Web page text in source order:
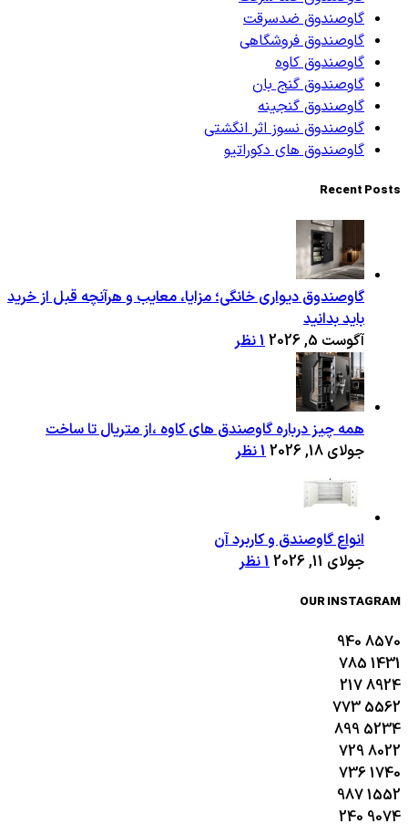
گاوصندوق ضدسرقت
گاوصندوق فروشگاهی
گاوصندوق کاوه
گاوصندوق گنج بان
گاوصندوق گنجینه
گاوصندوق نسوز اثر انگشتی
گاوصندوق های دکوراتیو
Recent Posts
گاوصندوق دیواری خانگی؛ مزایا، معایب و هرآنچه قبل از خرید
باید بدانید
آگوست 5, 2026
1 نظر
همه چیز درباره گاوصندق های کاوه ،از متریال تا ساخت
جولای 18, 2026
1 نظر
انواع گاوصندق و کاربرد آن
جولای 11, 2026
1 نظر
OUR INSTAGRAM
8570
940
1431
785
8924
217
5562
773
5234
899
8022
729
1740
736
1552
987
9074
240